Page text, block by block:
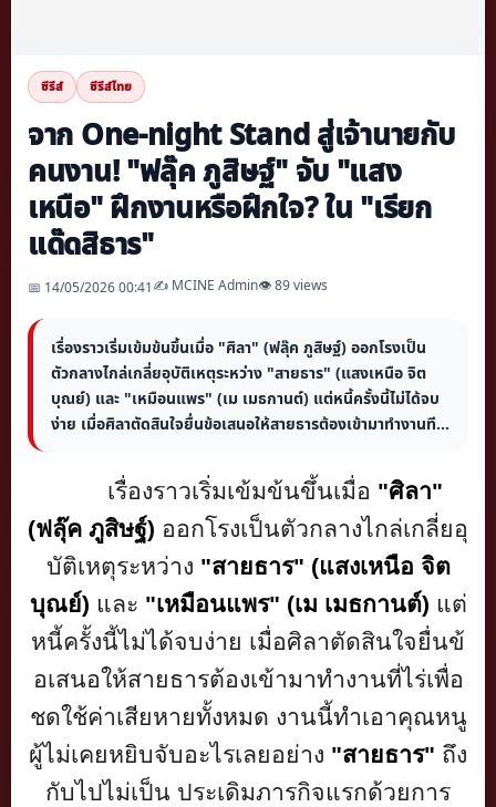
ซีรีส์ ซีรีส์ไทย
จาก One-night Stand สู่เจ้านายกับ
คนงาน! "ฟลุ๊ค ภูสิษฐ์" จับ "แสง
เหนือ" ฝึกงานหรือฝึกใจ? ใน "เรียก
แด๊ดสิธาร"
📅 14/05/2026 00:41✍️ MCINE Admin👁 89 views
เรื่องราวเริ่มเข้มข้นขึ้นเมื่อ "ศิลา" (ฟลุ๊ค ภูสิษฐ์) ออกโรงเป็น
ตัวกลางไกล่เกลี่ยอุบัติเหตุระหว่าง "สายธาร" (แสงเหนือ จิต
บุณย์) และ "เหมือนแพร" (เม เมธกานต์) แต่หนี้ครั้งนี้ไม่ได้จบ
ง่าย เมื่อศิลาตัดสินใจยื่นข้อเสนอให้สายธารต้องเข้ามาทำงานที...
เรื่องราวเริ่มเข้มข้นขึ้นเมื่อ "ศิลา"
(ฟลุ๊ค ภูสิษฐ์) ออกโรงเป็นตัวกลางไกล่เกลี่ยอุ
บัติเหตุระหว่าง "สายธาร" (แสงเหนือ จิต
บุณย์) และ "เหมือนแพร" (เม เมธกานต์) แต่
หนี้ครั้งนี้ไม่ได้จบง่าย เมื่อศิลาตัดสินใจยื่นข้
อเสนอให้สายธารต้องเข้ามาทำงานที่ไร่เพื่อ
ชดใช้ค่าเสียหายทั้งหมด งานนี้ทำเอาคุณหนู
ผู้ไม่เคยหยิบจับอะไรเลยอย่าง "สายธาร" ถึง
กับไปไม่เป็น ประเดิมภารกิจแรกด้วยการ